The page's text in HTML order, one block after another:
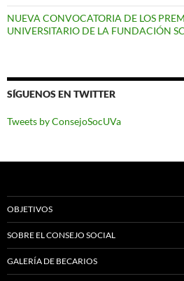
NUEVA CONVOCATORIA DE LOS
UNIVERSITARIO DE LA FUNDACIÓN
SÍGUENOS EN TWITTER
Tweets by ConsejoSocUVa
OBJETIVOS
SOBRE EL CONSEJO SOCIAL
GALERÍA DE BECARIOS